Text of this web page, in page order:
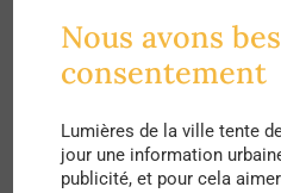
constitué de cinq
connectés : le Oceanic
Building, le Montane
Building et le Yick Fat
Nous avons
consentement
Lumières de la ville tente
jour une information
publicité, et pour cela